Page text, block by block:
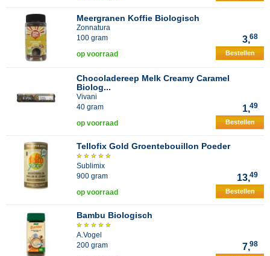
Meergranen Koffie Biologisch
Zonnatura
100 gram
3,68
op voorraad Bestellen
Chocoladereep Melk Creamy Caramel
Biolog...
Vivani
40 gram
1,49
op voorraad Bestellen
Tellofix Gold Groentebouillon Poeder
Sublimix
900 gram
13,49
op voorraad Bestellen
Bambu Biologisch
A.Vogel
200 gram
7,98